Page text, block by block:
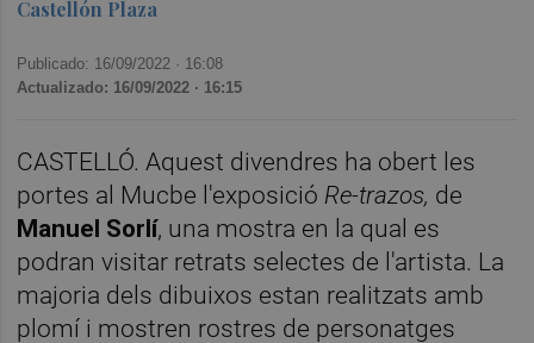
Castellón Plaza
Publicado: 16/09/2022 · 16:08
Actualizado: 16/09/2022 · 16:15
CASTELLÓ. Aquest divendres ha obert les
portes al Mucbe l'exposició Re-trazos, de
Manuel Sorlí, una mostra en la qual es
podran visitar retrats selectes de l'artista. La
majoria dels dibuixos estan realitzats amb
plomí i mostren rostres de personatges